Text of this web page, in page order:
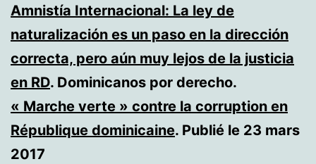
Amnistía Internacional: La ley de
naturalización es un paso en la dirección
correcta, pero aún muy lejos de la justicia
en RD. Dominicanos por derecho.
« Marche verte » contre la corruption en
République dominicaine. Publié le 23 mars
2017